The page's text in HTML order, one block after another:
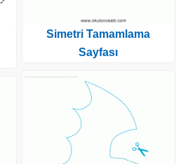
Simetri Tamamlama
Sayfası